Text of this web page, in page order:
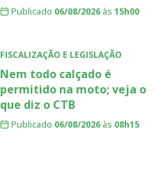
Publicado 06/08/2026às 15h00
FISCALIZAÇÃO E LEGISLAÇÃO
Nem todo calçado é
permitido na moto; veja o
que diz o CTB
Publicado 06/08/2026às 08h15